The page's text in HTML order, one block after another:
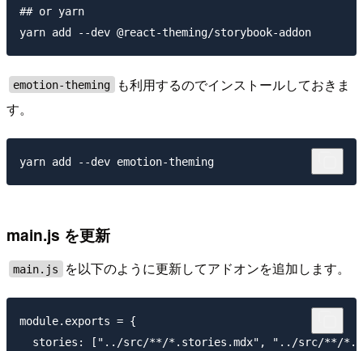
## or yarn
emotion-theming
も利用するのでインストールしておきま
す。
main.js を更新
main.js を以下のように更新してアドオンを追加します。
module.exports = {
stories: ["../src/**/*.stories.mdx", "../src/**/